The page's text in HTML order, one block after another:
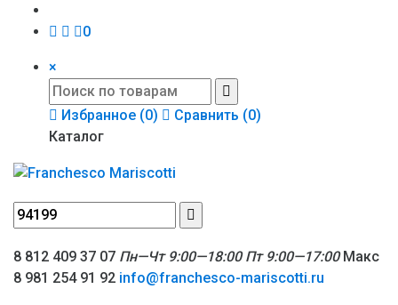
0
×
Избранное (0) Сравнить (0)
Каталог
8 812 409 37 07 Пн—Чт 9:00—18:00 Пт 9:00—17:00Макс
8 981 254 91 92 info@franchesco-mariscotti.ru